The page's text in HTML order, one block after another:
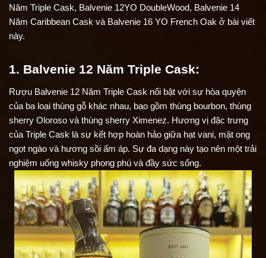
Năm Triple Cask, Balvenie 12YO DoubleWood, Balvenie 14
Năm Caribbean Cask và Balvenie 16 YO French Oak ở bài viết
này.
1. Balvenie 12 Năm Triple Cask:
Rượu Balvenie 12 Năm Triple Cask nổi bật với sự hòa quyện
của ba loại thùng gỗ khác nhau, bao gồm thùng bourbon, thùng
sherry Oloroso và thùng sherry Ximenez. Hương vị đặc trưng
của Triple Cask là sự kết hợp hoàn hảo giữa hạt vani, mật ong
ngọt ngào và hương sồi ấm áp. Sự đa dạng này tạo nên một trải
nghiệm uống whisky phong phú và đầy sức sống.